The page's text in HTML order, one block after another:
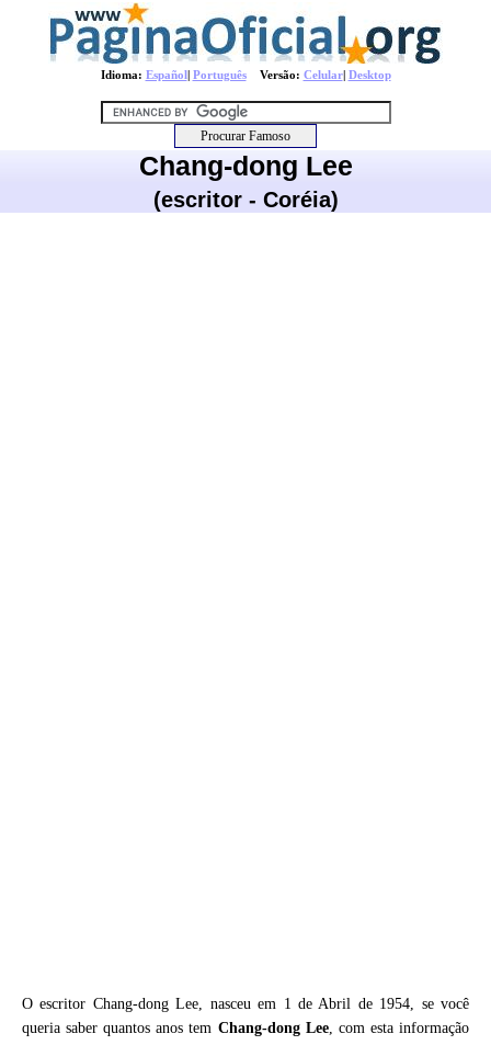
Idioma: Español| PortuguêsVersão: Celular| Desktop
Chang-dong Lee
(escritor - Coréia)
O escritor Chang-dong Lee, nasceu em 1 de Abril de 1954, se você
queria saber quantos anos tem Chang-dong Lee, com esta informação